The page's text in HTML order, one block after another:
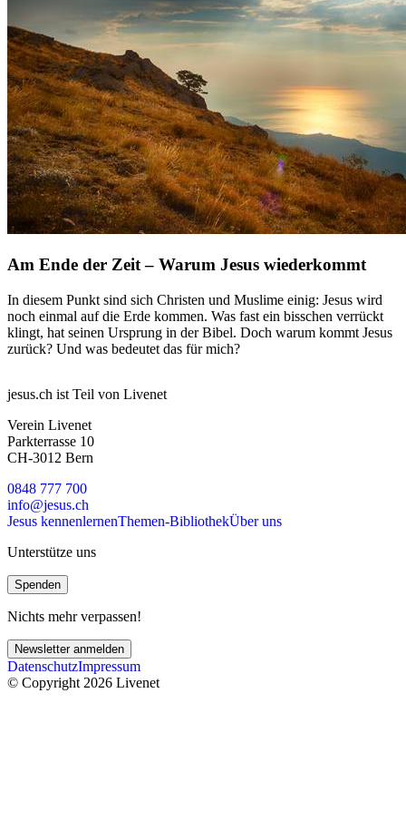
Am Ende der Zeit – Warum Jesus wiederkommt
In diesem Punkt sind sich Christen und Muslime einig: Jesus wird
noch einmal auf die Erde kommen. Was fast ein bisschen verrückt
klingt, hat seinen Ursprung in der Bibel. Doch warum kommt Jesus
zurück? Und was bedeutet das für mich?
jesus.ch ist Teil von Livenet
Verein Livenet
Parkterrasse 10
CH-3012 Bern
0848 777 700
info@jesus.ch
Jesus kennenlernenThemen-BibliothekÜber uns
Unterstütze uns
Spenden
Nichts mehr verpassen!
Newsletter anmelden
DatenschutzImpressum
© Copyright 2026 Livenet